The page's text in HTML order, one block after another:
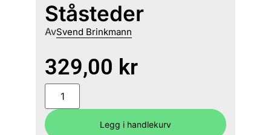
Ståsteder
AvSvend Brinkmann
329,00 kr
Legg i handlekurv